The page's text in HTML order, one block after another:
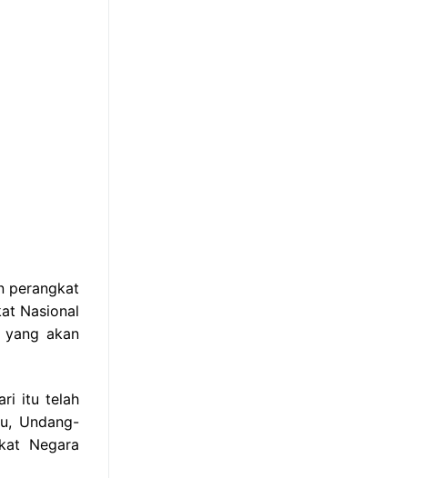
perangkat
Nasional
akan
itu telah
Undang-
Negara